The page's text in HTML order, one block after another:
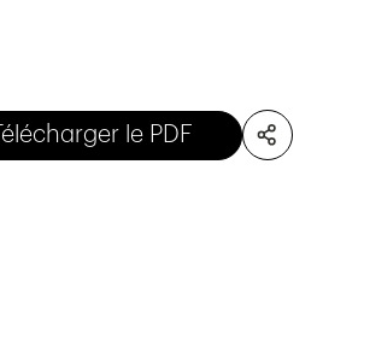
Télécharger le PDF